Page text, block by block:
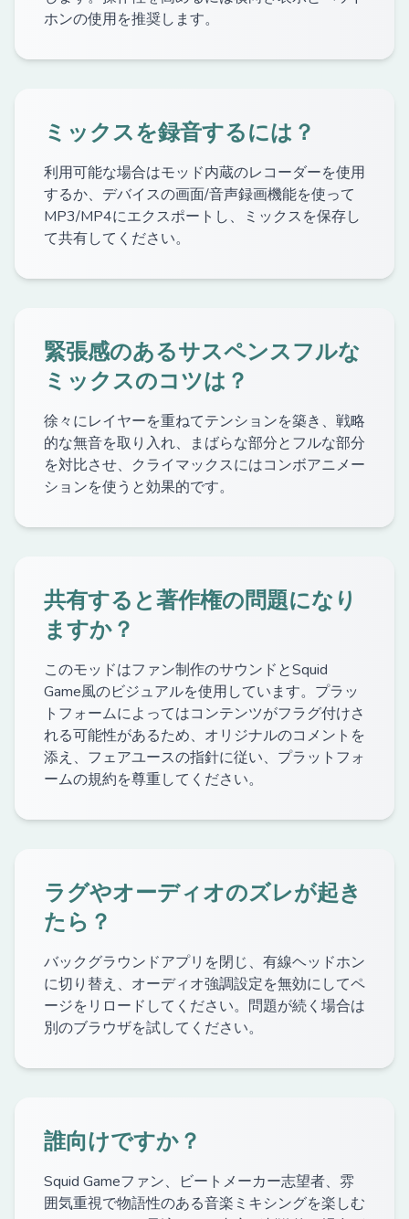
ホンの使用を推奨します。
ミックスを録音するには？
利用可能な場合はモッド内蔵のレコーダーを使用
するか、デバイスの画面/音声録画機能を使って
MP3/MP4にエクスポートし、ミックスを保存し
て共有してください。
緊張感のあるサスペンスフルな
ミックスのコツは？
徐々にレイヤーを重ねてテンションを築き、戦略
的な無音を取り入れ、まばらな部分とフルな部分
を対比させ、クライマックスにはコンボアニメー
ションを使うと効果的です。
共有すると著作権の問題になり
ますか？
このモッドはファン制作のサウンドとSquid
Game風のビジュアルを使用しています。プラッ
トフォームによってはコンテンツがフラグ付けさ
れる可能性があるため、オリジナルのコメントを
添え、フェアユースの指針に従い、プラットフォ
ームの規約を尊重してください。
ラグやオーディオのズレが起き
たら？
バックグラウンドアプリを閉じ、有線ヘッドホン
に切り替え、オーディオ強調設定を無効にしてペ
ージをリロードしてください。問題が続く場合は
別のブラウザを試してください。
誰向けですか？
Squid Gameファン、ビートメーカー志望者、雰
囲気重視で物語性のある音楽ミキシングを楽しむ